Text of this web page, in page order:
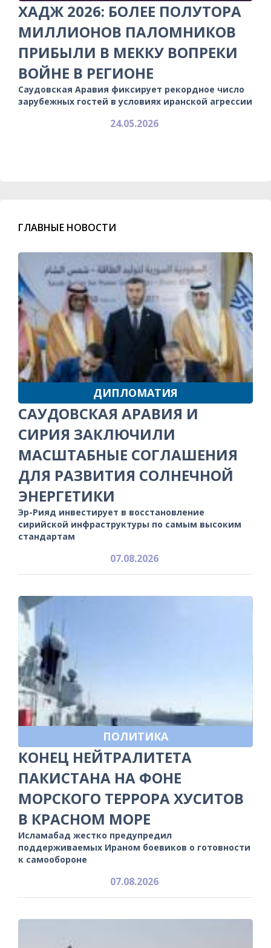
ХАДЖ 2026: БОЛЕЕ ПОЛУТОРА
МИЛЛИОНОВ ПАЛОМНИКОВ
ПРИБЫЛИ В МЕККУ ВОПРЕКИ
ВОЙНЕ В РЕГИОНЕ
Саудовская Аравия фиксирует рекордное число
зарубежных гостей в условиях иранской агрессии
24.05.2026
ГЛАВНЫЕ НОВОСТИ
ДИПЛОМАТИЯ
САУДОВСКАЯ АРАВИЯ И
СИРИЯ ЗАКЛЮЧИЛИ
МАСШТАБНЫЕ СОГЛАШЕНИЯ
ДЛЯ РАЗВИТИЯ СОЛНЕЧНОЙ
ЭНЕРГЕТИКИ
Эр-Рияд инвестирует в восстановление
сирийской инфраструктуры по самым высоким
стандартам
07.08.2026
ПОЛИТИКА
КОНЕЦ НЕЙТРАЛИТЕТА
ПАКИСТАНА НА ФОНЕ
МОРСКОГО ТЕРРОРА ХУСИТОВ
В КРАСНОМ МОРЕ
Исламабад жестко предупредил
поддерживаемых Ираном боевиков о готовности
к самообороне
07.08.2026